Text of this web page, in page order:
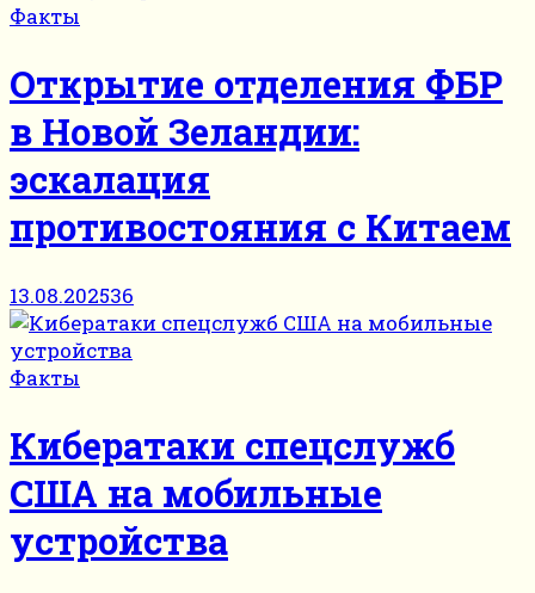
Факты
Открытие отделения ФБР
в Новой Зеландии:
эскалация
противостояния с Китаем
13.08.202536
Факты
Кибератаки спецслужб
США на мобильные
устройства